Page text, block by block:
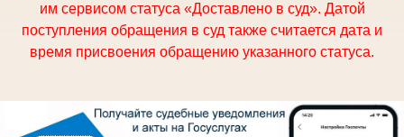
им сервисом статуса «Доставлено в суд». Датой
поступления обращения в суд также считается дата и
время присвоения обращению указанного статуса.